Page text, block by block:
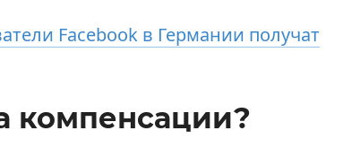
Facebook в Германии получат
компенсации?